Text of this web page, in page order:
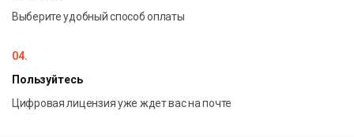
Выберите удобный способ оплаты
04.
Пользуйтесь
Цифровая лицензия уже ждет вас на почте